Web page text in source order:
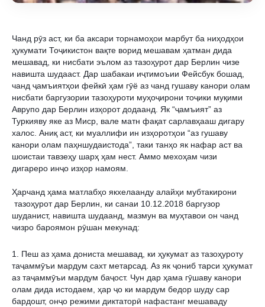
Чанд рӯз аст, ки ба аксари торнамоҳои марбут ба ниҳодҳои
ҳукумати Тоҷикистон вақте ворид мешавам ҳатман дида
мешавад, ки нисбати эълом аз тазоҳурот дар Берлин чизе
навишта шудааст. Дар шабакаи иҷтимоъии Фейсбук бошад,
чанд ҷамъиятҳои фейкӣ ҳам гӯё аз чанд гушаву канори олам
нисбати баргузории тазоҳуроти муҳоҷирони тоҷики муқими
Аврупо дар Берлин изҳорот додаанд. Як “ҷамъият” аз
Туркияву яке аз Миср, вале матн фақат сарлавҳааш дигару
халос. Аниқ аст, ки муаллифи ин изҳоротҳои “аз гушаву
канори олам паҳншудаистода”, таки танҳо як нафар аст ва
шоистаи тавзеҳу шарҳ ҳам нест. Аммо мехоҳам чизи
дигареро инҷо изҳор намоям.
Ҳарчанд ҳама матлабҳо якхелаанду алайҳи мубтакирони
тазоҳурот дар Берлин, ки санаи 10.12.2018 баргузор
шуданист, навишта шудаанд, мазмун ва муҳтавои он чанд
чизро бароямон рӯшан мекунад:
1. Пеш аз ҳама дониста мешавад, ки ҳукумат аз тазоҳуроту
таҷаммӯъи мардум сахт метарсад. Аз як ҷониб тарси ҳукумат
аз таҷаммӯъи мардум баҷост. Чун дар ҳама гӯшаву канори
олам дида истодаем, ҳар ҷо ки мардум бедор шуду сар
бардошт, онҷо режими диктаторӣ нафастанг мешаваду